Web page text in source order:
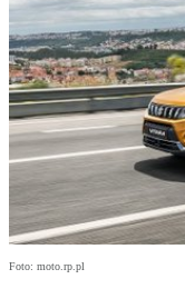
Foto: moto.rp.pl